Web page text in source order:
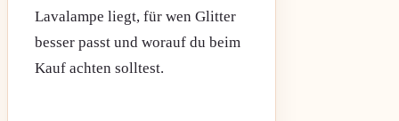
Lavalampe liegt, für wen Glitter
besser passt und worauf du beim
Kauf achten solltest.